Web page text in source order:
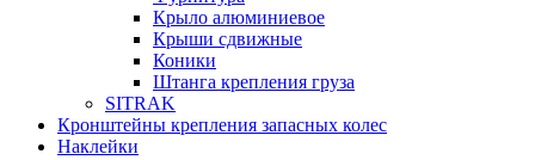
Крыло алюминиевое
Крыши сдвижные
Коники
Штанга крепления груза
SITRAK
Кронштейны крепления запасных колес
Наклейки